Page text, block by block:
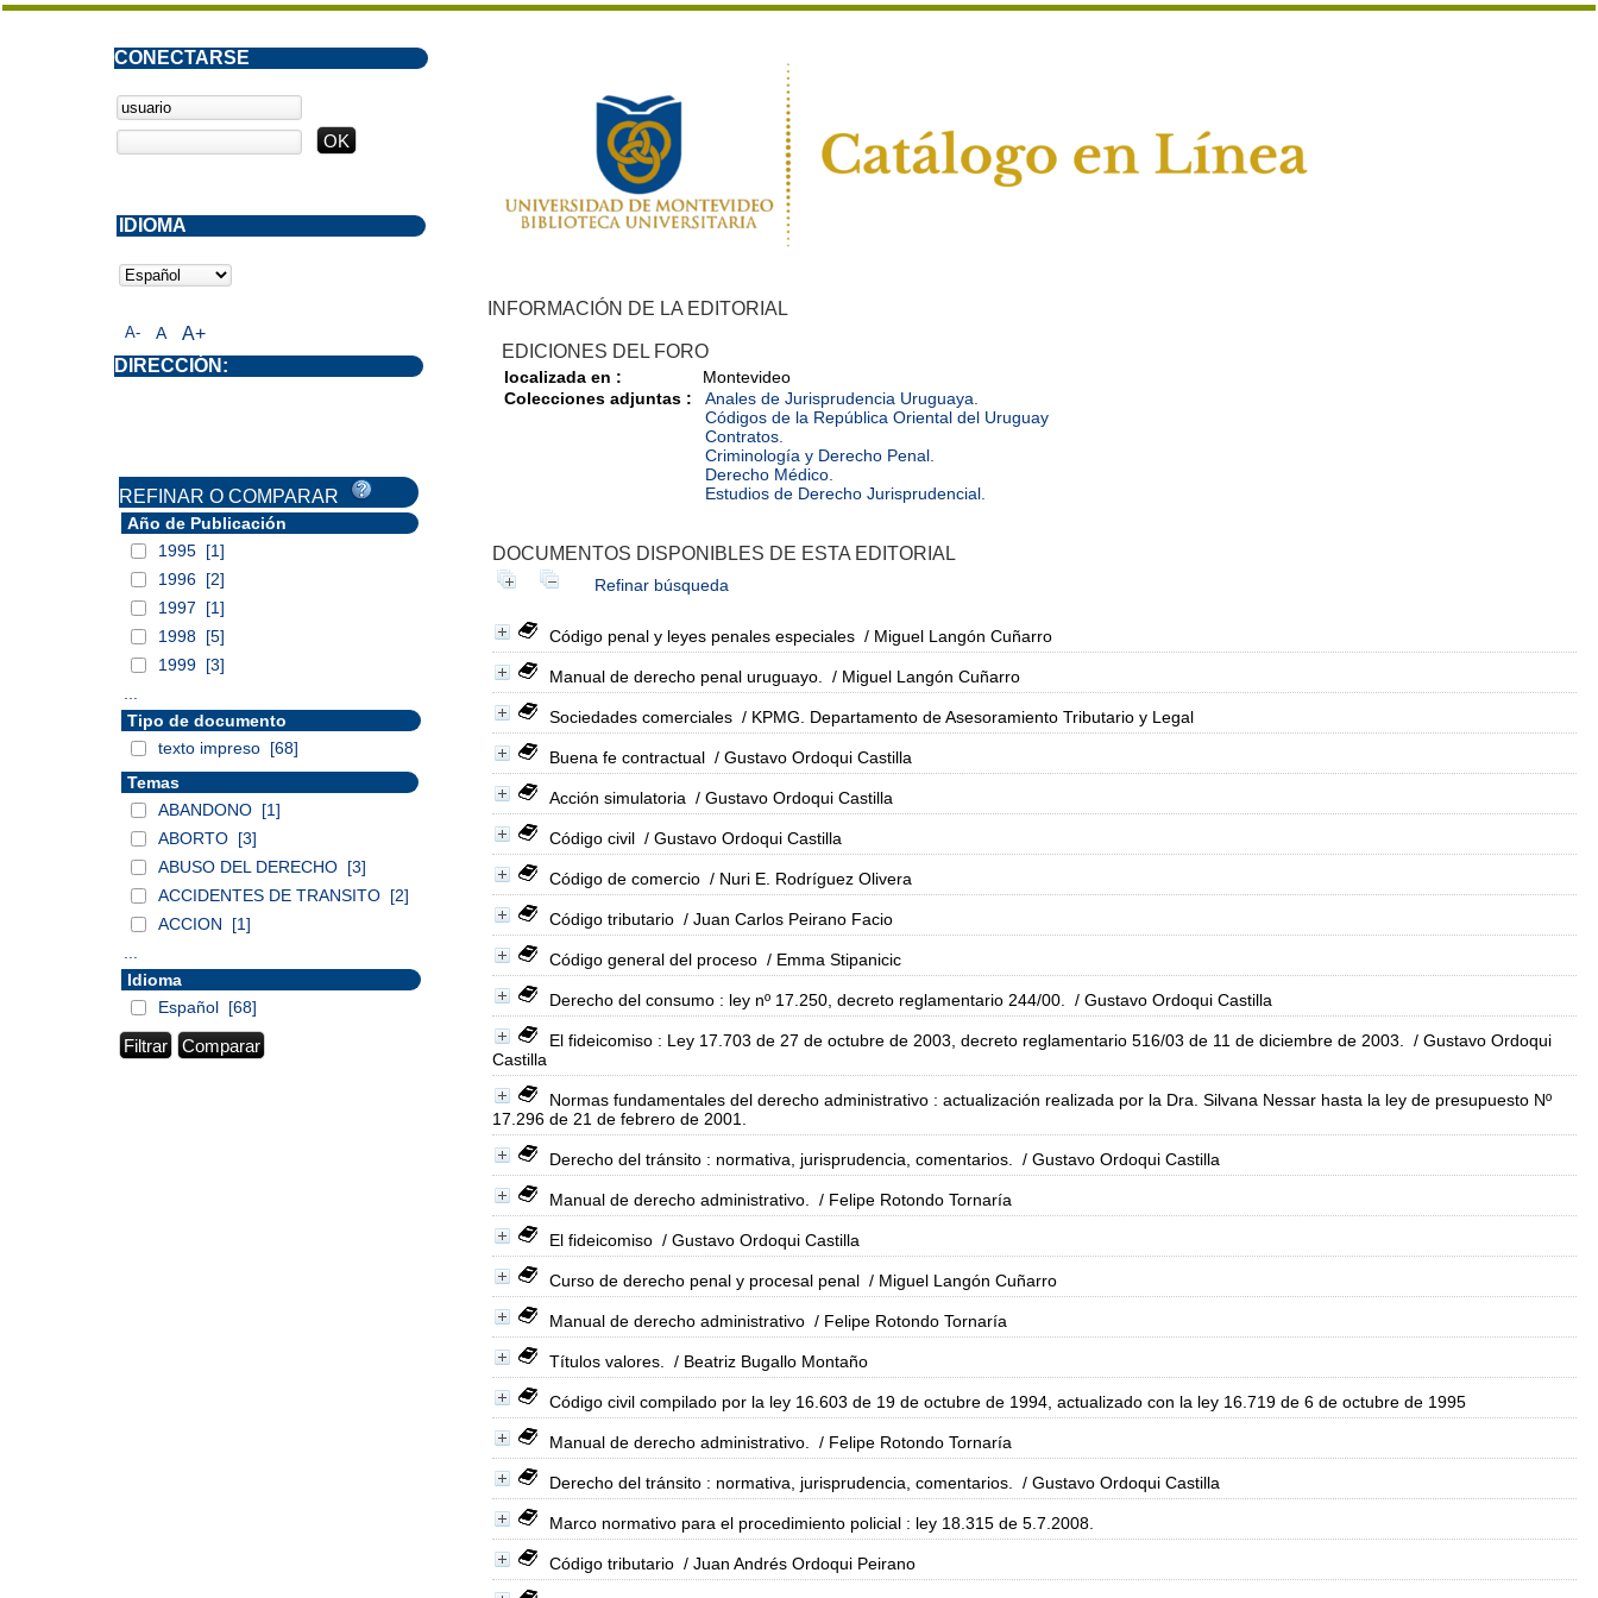
INFORMACIÓN DE LA EDITORIAL
EDICIONES DEL FORO
localizada en :
Montevideo
Colecciones adjuntas :
Anales de Jurisprudencia Uruguaya.
Códigos de la República Oriental del Uruguay
Contratos.
Criminología y Derecho Penal.
Derecho Médico.
Estudios de Derecho Jurisprudencial.
DOCUMENTOS DISPONIBLES DE ESTA EDITORIAL
Refinar búsqueda
Código penal y leyes penales especiales / Miguel Langón Cuñarro
Manual de derecho penal uruguayo. / Miguel Langón Cuñarro
Sociedades comerciales / KPMG. Departamento de Asesoramiento Tributario y Legal
Buena fe contractual / Gustavo Ordoqui Castilla
Acción simulatoria / Gustavo Ordoqui Castilla
Código civil / Gustavo Ordoqui Castilla
Código de comercio / Nuri E. Rodríguez Olivera
Código tributario / Juan Carlos Peirano Facio
Código general del proceso / Emma Stipanicic
Derecho del consumo : ley nº 17.250, decreto reglamentario 244/00. / Gustavo Ordoqui Castilla
El fideicomiso : Ley 17.703 de 27 de octubre de 2003, decreto reglamentario 516/03 de 11 de diciembre de 2003.
/ Gustavo Ordoqui
Castilla
Normas fundamentales del derecho administrativo : actualización realizada por la Dra. Silvana Nessar hasta la ley de presupuesto Nº
17.296 de 21 de febrero de 2001.
Derecho del tránsito : normativa, jurisprudencia, comentarios. / Gustavo Ordoqui Castilla
Manual de derecho administrativo. / Felipe Rotondo Tornaría
El fideicomiso / Gustavo Ordoqui Castilla
Curso de derecho penal y procesal penal / Miguel Langón Cuñarro
Manual de derecho administrativo / Felipe Rotondo Tornaría
Títulos valores. / Beatriz Bugallo Montaño
Código civil compilado por la ley 16.603 de 19 de octubre de 1994, actualizado con la ley 16.719 de 6 de octubre de 1995
Manual de derecho administrativo. / Felipe Rotondo Tornaría
Derecho del tránsito : normativa, jurisprudencia, comentarios. / Gustavo Ordoqui Castilla
Marco normativo para el procedimiento policial : ley 18.315 de 5.7.2008.
Código tributario / Juan Andrés Ordoqui Peirano
A- A A+
CONECTARSE
DIRECCIÓN:
IDIOMA
REFINAR O COMPARAR
Año de Publicación
1995 [1]
1996 [2]
1997
[1]
1998 [5]
1999 [3]
Tipo de documento
texto impreso [68]
Temas
ABANDONO [1]
ABORTO [3]
ABUSO DEL DERECHO [3]
ACCIDENTES DE TRANSITO [2]
ACCION
[1]
Idioma
Español [68]